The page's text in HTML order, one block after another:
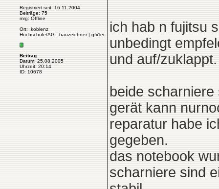
Registriert seit: 16.11.2004
Beiträge: 75
mrg: Offline
Ort: .koblenz
Hochschule/AG: .bauzeichner | gfx'ler
Beitrag
Datum: 25.08.2005
Uhrzeit: 20:14
ID: 10678
ich hab n fujitsu
unbedingt
und auf/zuklappt.
beide
gerät kann
reparatur habe
gegeben.
das notebook
scharniere sind